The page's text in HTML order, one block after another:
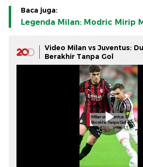
Baca juga:
Legenda Milan: Modric Mirip
Video Milan vs Juventus:
Berakhir Tanpa Gol